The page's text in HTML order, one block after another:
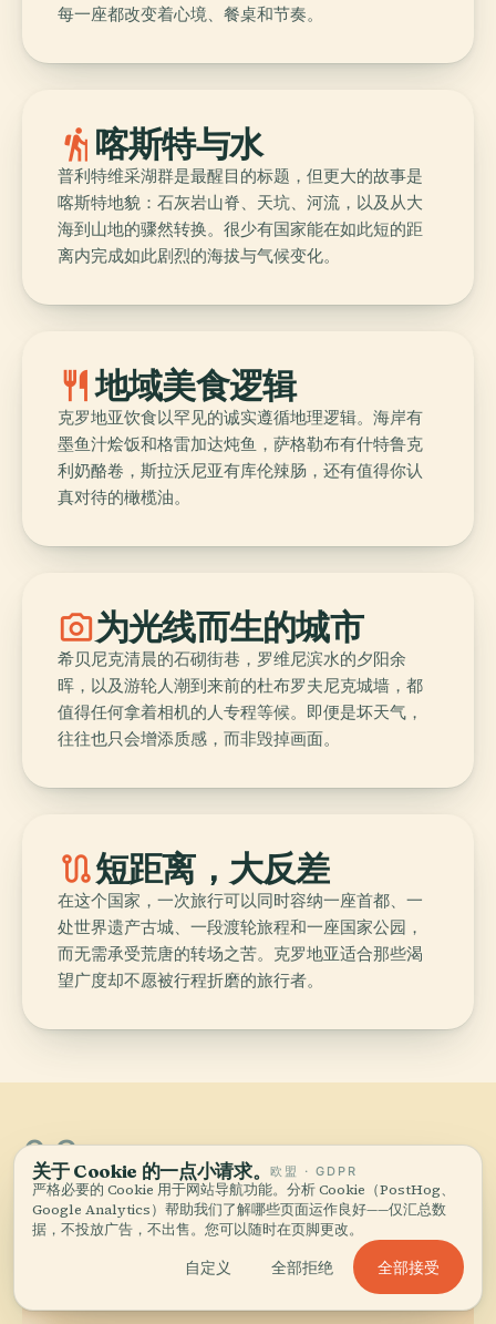
每一座都改变着心境、餐桌和节奏。
hiking 喀斯特与水
普利特维采湖群是最醒目的标题，但更大的故事是
喀斯特地貌：石灰岩山脊、天坑、河流，以及从大
海到山地的骤然转换。很少有国家能在如此短的距
离内完成如此剧烈的海拔与气候变化。
restaurant地域美食逻辑
克罗地亚饮食以罕见的诚实遵循地理逻辑。海岸有
墨鱼汁烩饭和格雷加达炖鱼，萨格勒布有什特鲁克
利奶酪卷，斯拉沃尼亚有库伦辣肠，还有值得你认
真对待的橄榄油。
photo_camera为光线而生的城市
希贝尼克清晨的石砌街巷，罗维尼滨水的夕阳余
晖，以及游轮人潮到来前的杜布罗夫尼克城墙，都
值得任何拿着相机的人专程等候。即便是坏天气，
往往也只会增添质感，而非毁掉画面。
route短距离，大反差
在这个国家，一次旅行可以同时容纳一座首都、一
处世界遗产古城、一段渡轮旅程和一座国家公园，
而无需承受荒唐的转场之苦。克罗地亚适合那些渴
望广度却不愿被行程折磨的旅行者。
03 Croatia的城市
12 城市 — start with the ones we'd send you
to first.
关于 Cookie 的一点小请求。欧盟 · GDPR
严格必要的 Cookie 用于网站导航功能。分析 Cookie（PostHog、
Google Analytics）帮助我们了解哪些页面运作良好——仅汇总数
据，不投放广告，不出售。您可以随时在页脚更改。
自定义 全部拒绝 全部接受